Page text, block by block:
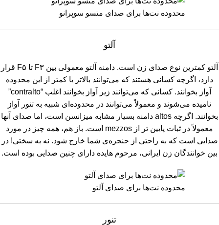
محدوده نت‌ها برای صدای متسو سوپرانو
آلتو
آلتو کمترین نوع صدای زن است. دامنه آلتو معمولی بین F۳ تا F۵ قرار
دارد، اگرچه کسانی هستند که می‌توانند بالاتر یا کمتر از این محدوده
آواز بخوانند. کسانی که می‌توانند زیر آواز بخوانند اغلب “contralto”
نامیده می‌شوند و معمولاً می‌توانند در محدوده‌ای شبیه به تنور آواز
بخوانند. اگرچه altos دامنه بسیار مشابه میزانسن است، اما صدای آنها
معمولاً در ثبات پایین تر از mezzos است. باز هم، همه چیز در مورد
صدایی است که به راحتی از حنجره‌ی شما خارج شود. نه به سختی! در
بین خوانندگان زن ایرانی، مرحوم هایده دارای چنین صدایی بوده است.
محدوده نت‌ها برای صدای آلتو
تنور